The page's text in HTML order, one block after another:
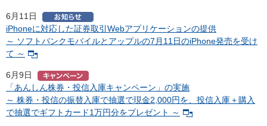
6月11日
iPhoneに対応した証券取引Webアプリケーションの提供
～ ソフトバンクモバイルとアップルの7月11日のiPhone発売を受け
て ～
6月9日
「あんしん株券・投信入庫キャンペーン」の実施
～ 株券・投信の振替入庫で抽選で現金2,000円を、投信入庫＋購入
で抽選でギフトカード1万円分をプレゼント ～